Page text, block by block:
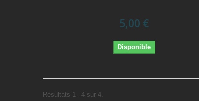
5,00 €
Disponible
Résultats 1 - 4 sur 4.